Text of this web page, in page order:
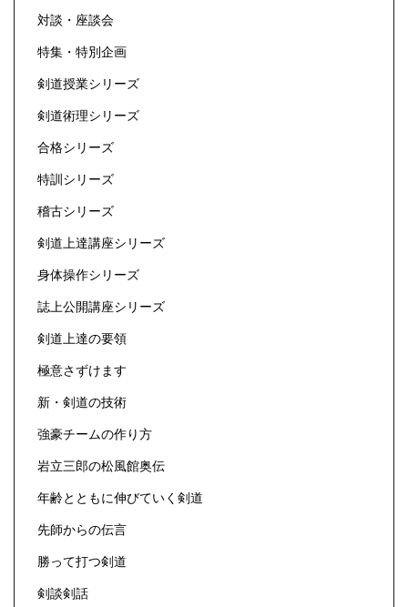
対談・座談会
特集・特別企画
剣道授業シリーズ
剣道術理シリーズ
合格シリーズ
特訓シリーズ
稽古シリーズ
剣道上達講座シリーズ
身体操作シリーズ
誌上公開講座シリーズ
剣道上達の要領
極意さずけます
新・剣道の技術
強豪チームの作り方
岩立三郎の松風館奥伝
年齢とともに伸びていく剣道
先師からの伝言
勝って打つ剣道
剣談剣話